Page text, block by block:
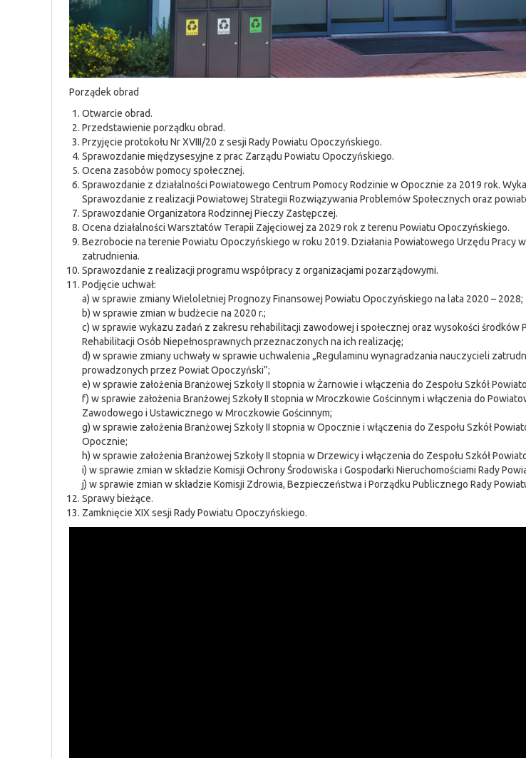
Porządek obrad
Otwarcie obrad.
Przedstawienie porządku obrad.
Przyjęcie protokołu Nr XVIII/20 z sesji Rady Powiatu Opoczyńskiego.
Sprawozdanie międzysesyjne z prac Zarządu Powiatu Opoczyńskiego.
Ocena zasobów pomocy społecznej.
Sprawozdanie z działalności Powiatowego Centrum Pomocy Rodzinie w Opocznie za 2019 rok.
Sprawozdanie z realizacji Powiatowej Strategii Rozwiązywania Problemów Społecznych oraz
Sprawozdanie Organizatora Rodzinnej Pieczy Zastępczej.
Ocena działalności Warsztatów Terapii Zajęciowej za 2029 rok z terenu Powiatu Opoczyńskiego.
Bezrobocie na terenie Powiatu Opoczyńskiego w roku 2019. Działania Powiatowego Urzędu Pracy
zatrudnienia.
Sprawozdanie z realizacji programu współpracy z organizacjami pozarządowymi.
Podjęcie uchwał:
a) w sprawie zmiany Wieloletniej Prognozy Finansowej Powiatu Opoczyńskiego na lata 2020 – 2028;
b) w sprawie zmian w budżecie na 2020 r.;
c) w sprawie wykazu zadań z zakresu rehabilitacji zawodowej i społecznej oraz wysokości środków
Rehabilitacji Osób Niepełnosprawnych przeznaczonych na ich realizację;
d) w sprawie zmiany uchwały w sprawie uchwalenia „Regulaminu wynagradzania nauczycieli
prowadzonych przez Powiat Opoczyński”;
e) w sprawie założenia Branżowej Szkoły II stopnia w Żarnowie i włączenia do Zespołu Szkół
f) w sprawie założenia Branżowej Szkoły II stopnia w Mroczkowie Gościnnym i włączenia do
Zawodowego i Ustawicznego w Mroczkowie Gościnnym;
g) w sprawie założenia Branżowej Szkoły II stopnia w Opocznie i włączenia do Zespołu Szkół
Opocznie;
h) w sprawie założenia Branżowej Szkoły II stopnia w Drzewicy i włączenia do Zespołu Szkół
i) w sprawie zmian w składzie Komisji Ochrony Środowiska i Gospodarki Nieruchomościami Rady
j) w sprawie zmian w składzie Komisji Zdrowia, Bezpieczeństwa i Porządku Publicznego Rady
Sprawy bieżące.
Zamknięcie XIX sesji Rady Powiatu Opoczyńskiego.